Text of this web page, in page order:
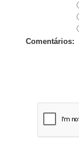
Comentários: